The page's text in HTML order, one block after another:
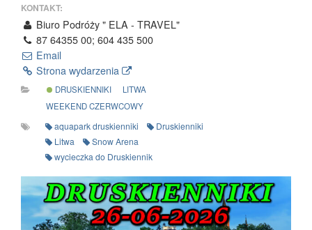
KONTAKT:
Biuro Podróży " ELA - TRAVEL"
87 64355 00; 604 435 500
Email
Strona wydarzenia
DRUSKIENNIKI
LITWA
WEEKEND CZERWCOWY
aquapark druskienniki
Druskienniki
Litwa
Snow Arena
wycieczka do Druskiennik